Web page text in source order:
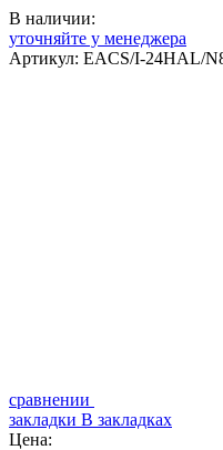
В наличии:
уточняйте у менеджера
Артикул: EACS/I-24HAL/
сравнении
закладки В закладках
Цена: